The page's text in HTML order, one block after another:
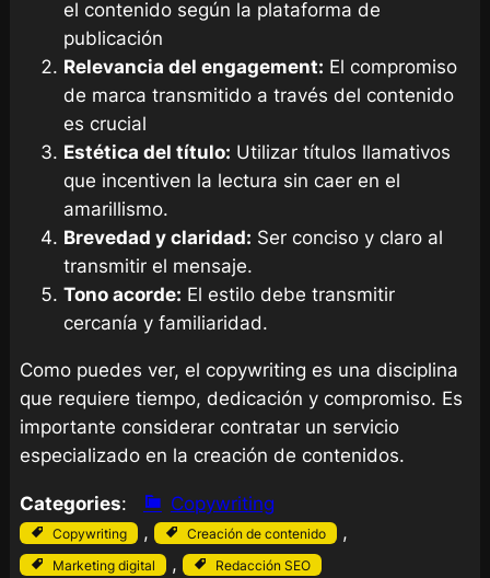
el contenido según la plataforma de
publicación
Relevancia del engagement: El compromiso
de marca transmitido a través del contenido
es crucial
Estética del título: Utilizar títulos llamativos
que incentiven la lectura sin caer en el
amarillismo.
Brevedad y claridad: Ser conciso y claro al
transmitir el mensaje.
Tono acorde: El estilo debe transmitir
cercanía y familiaridad.
Como puedes ver, el copywriting es una disciplina
que requiere tiempo, dedicación y compromiso. Es
importante considerar contratar un servicio
especializado en la creación de contenidos.
Categories: Copywriting
Copywriting , Creación de contenido ,
Marketing digital , Redacción SEO